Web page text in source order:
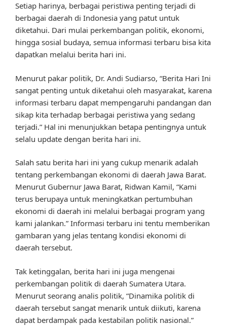
Setiap harinya, berbagai peristiwa penting terjadi di
berbagai daerah di Indonesia yang patut untuk
diketahui. Dari mulai perkembangan politik, ekonomi,
hingga sosial budaya, semua informasi terbaru bisa kita
dapatkan melalui berita hari ini.
Menurut pakar politik, Dr. Andi Sudiarso, “Berita Hari Ini
sangat penting untuk diketahui oleh masyarakat, karena
informasi terbaru dapat mempengaruhi pandangan dan
sikap kita terhadap berbagai peristiwa yang sedang
terjadi.” Hal ini menunjukkan betapa pentingnya untuk
selalu update dengan berita hari ini.
Salah satu berita hari ini yang cukup menarik adalah
tentang perkembangan ekonomi di daerah Jawa Barat.
Menurut Gubernur Jawa Barat, Ridwan Kamil, “Kami
terus berupaya untuk meningkatkan pertumbuhan
ekonomi di daerah ini melalui berbagai program yang
kami jalankan.” Informasi terbaru ini tentu memberikan
gambaran yang jelas tentang kondisi ekonomi di
daerah tersebut.
Tak ketinggalan, berita hari ini juga mengenai
perkembangan politik di daerah Sumatera Utara.
Menurut seorang analis politik, “Dinamika politik di
daerah tersebut sangat menarik untuk diikuti, karena
dapat berdampak pada kestabilan politik nasional.”